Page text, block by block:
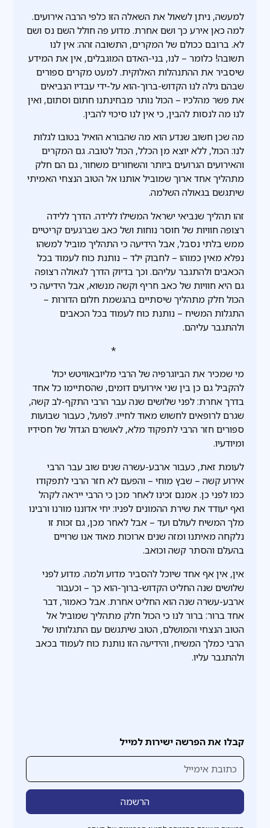
קבלו את הפרשה ישירות למייל
למעשה, ניתן לשאול את השאלה הזו כלפי הרבה אירועים.
למה כאן אירע כך ושם אחרת. מדוע פה חולל השם נס ושם
לא. ברובם ככולם של המקרים, התשובה זהה: אין לנו
תשובה! כלומר – לנו, בני-האדם המוגבלים, אין את המידע
שיסביר את ההתנהלות האלוקית. למעט מקרים ספורים
שבהם גילה לנו הקדוש-ברוך-הוא על-ידי עבדיו הנביאים
את פשר מהלכיו – הכול נותר מבחינתנו חתום וסתום, ואין
לנו מה לנסות להבין, כי אין לנו סיכוי להבין.
מה שכן חשוב שנדע הוא מה שהבורא הואיל בטובו לגלות
לנו: הכול, ללא יוצא מן הכלל, הכול לטובה. גם המקרים
והאירועים הגרועים ביותר והשחורים משחור, גם הם חלק
מתהליך אחד ארוך שמוביל אותנו אל הטוב הנצחי האמיתי
שיתגשם בגאולה השלמה.
זהו תהליך שנביאי ישראל המשילו ללידה. הדרך ללידה
רצופה חוויות של חוסר נוחות ושל כאב שברגעים קריטיים
ממש בלתי נסבל, אבל הידיעה כי התהליך מוביל למשהו
נפלא מאין כמוהו – לחבוק ילד – נותנת כוח לעמוד בכל
הכאבים ולהתגבר עליהם. וכך בדיוק הדרך לגאולה רצופה
גם היא חוויות של כאב חריף וקשה מנשוא, אבל הידיעה כי
הכול חלק מתהליך שיסתיים בהגשמת חלום הדורות –
התגלות המשיח – נותנת כוח לעמוד בכל הכאבים
ולהתגבר עליהם.
*
מי שמכיר את הביוגרפיה של הרבי מליובאוויטש יכול
להקביל גם כן בין שני אירועים דומים, שהסתיימו כל אחד
בדרך אחרת: לפני שלושים שנה עבר הרבי התקף-לב קשה,
שגרם לרופאים לחשוש מאוד לחייו. לפועל, כעבור שבועות
ספורים חזר הרבי לתפקוד מלא, לאושרם הגדול של חסידיו
ומיודעיו.
לעומת זאת, כעבור ארבע-עשרה שנים שוב עבר הרבי
אירוע קשה – שבץ מוחי – והפעם לא חזר הרבי לתפקודו
כמו לפני כן. אמנם זכינו לאחר מכן כי הרבי ייראה לקהל
ואף יעודד את שירת ההמונים לפניו: יחי אדוננו מורנו ורבינו
מלך המשיח לעולם ועד – אבל לאחר מכן, גם זכות זו
נלקחה מאיתנו ומזה שנים ארוכות מאוד אנו שרויים
בהעלם והסתר קשה וכואב.
אין, אין אף אחד שיוכל להסביר מדוע ולמה. מדוע לפני
שלושים שנה החליט הקדוש-ברוך-הוא כך – וכעבור
ארבע-עשרה שנה הוא החליט אחרת. אבל כאמור, דבר
אחד ברור: ברור לנו כי הכול חלק מתהליך שמוביל אל
הטוב הנצחי והמושלם, הטוב שיתגשם עם התגלותו של
הרבי כמלך המשיח, והידיעה הזו נותנת כוח לעמוד בכאב
ולהתגבר עליו.